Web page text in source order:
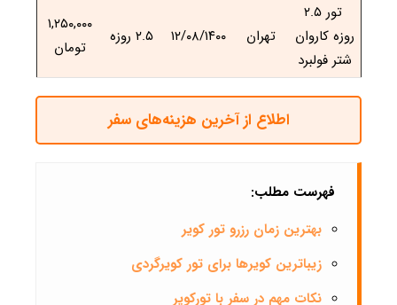
تور ۲.۵
روزه کاروان
شتر فولبرد
تهران ۲.۵ روزه
۱,۲۵۰,۰۰۰
تومان
اطلاع از آخرین هزینه‌های سفر
فهرست مطلب:
بهترین زمان رزرو تور کویر
زیباترین کویرها برای تور کویرگردی
نکات مهم در سفر با تورکویر